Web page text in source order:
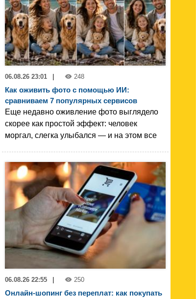
06.08.26 23:01 | 248
Как оживить фото с помощью ИИ:
сравниваем 7 популярных сервисов
Еще недавно оживление фото выглядело
скорее как простой эффект: человек
моргал, слегка улыбался — и на этом все
06.08.26 22:55 250
Онлайн-шопинг без переплат: как покупать